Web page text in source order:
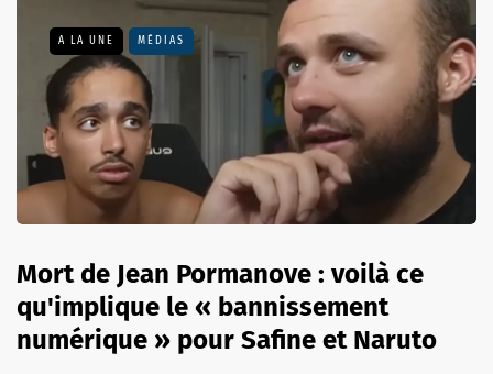
A LA UNE MÉDIAS
Mort de Jean Pormanove : voilà ce
qu'implique le « bannissement
numérique » pour Safine et Naruto